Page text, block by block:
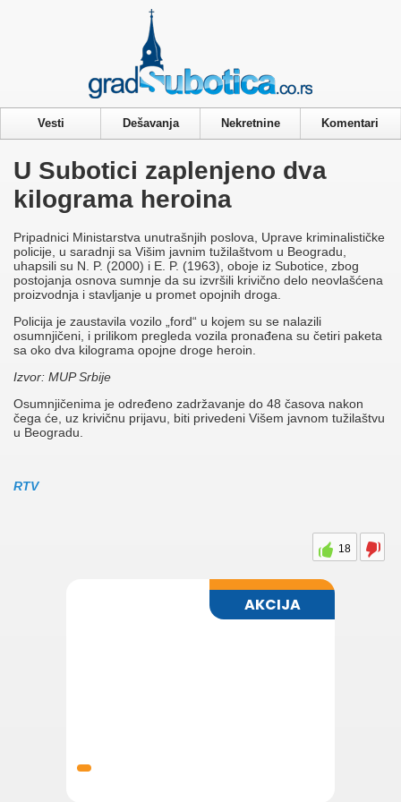
Vesti Dešavanja Nekretnine Komentari
U Subotici zaplenjeno dva
kilograma heroina
Pripadnici Ministarstva unutrašnjih poslova, Uprave kriminalističke
policije, u saradnji sa Višim javnim tužilaštvom u Beogradu,
uhapsili su N. P. (2000) i E. P. (1963), oboje iz Subotice, zbog
postojanja osnova sumnje da su izvršili krivično delo neovlašćena
proizvodnja i stavljanje u promet opojnih droga.
Policija je zaustavila vozilo „ford“ u kojem su se nalazili
osumnjičeni, i prilikom pregleda vozila pronađena su četiri paketa
sa oko dva kilograma opojne droge heroin.
Izvor: MUP Srbije
Osumnjičenima je određeno zadržavanje do 48 časova nakon
čega će, uz krivičnu prijavu, biti privedeni Višem javnom tužilaštvu
u Beogradu.
RTV
18
Privacy & Cookies Policy